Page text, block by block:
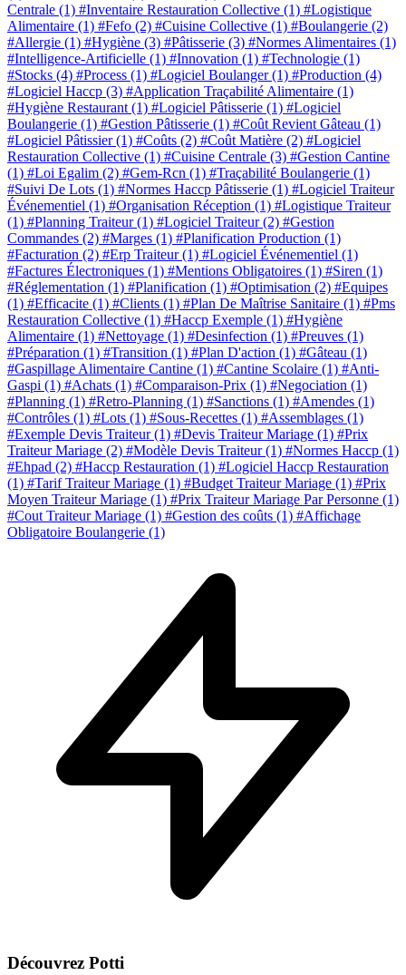
Centrale (1) #Inventaire Restauration Collective (1) #Logistique
Alimentaire (1) #Fefo (2) #Cuisine Collective (1) #Boulangerie (2)
#Allergie (1) #Hygiène (3) #Pâtisserie (3) #Normes Alimentaires (1)
#Intelligence-Artificielle (1) #Innovation (1) #Technologie (1)
#Stocks (4) #Process (1) #Logiciel Boulanger(1) #Production (4)
#Logiciel Haccp (3) #Application Traçabilité Alimentaire (1)
#Hygiène Restaurant (1) #Logiciel Pâtisserie (1) #Logiciel
Boulangerie (1) #Gestion Pâtisserie (1) #Coût Revient Gâteau (1)
#Logiciel Pâtissier(1) #Coûts (2) #Coût Matière (2) #Logiciel
Restauration Collective (1) #Cuisine Centrale (3) #Gestion Cantine
(1) #Loi Egalim (2) #Gem-Rcn (1) #Traçabilité Boulangerie (1)
#Suivi De Lots (1) #Normes Haccp Pâtisserie (1) #Logiciel Traiteur
Événementiel (1) #Organisation Réception (1) #Logistique Traiteur
(1) #Planning Traiteur(1) #Logiciel Traiteur(2) #Gestion
Commandes (2) #Marges (1) #Planification Production (1)
#Facturation (2) #Erp Traiteur(1) #Logiciel Événementiel (1)
#Factures Électroniques (1) #Mentions Obligatoires (1) #Siren (1)
#Réglementation (1) #Planification (1) #Optimisation (2) #Equipes
(1) #Efficacite (1) #Clients (1) #Plan De Maîtrise Sanitaire (1) #Pms
Restauration Collective (1) #Haccp Exemple (1) #Hygiène
Alimentaire (1) #Nettoyage (1) #Desinfection (1) #Preuves (1)
#Préparation (1) #Transition (1) #Plan D'action (1) #Gâteau (1)
#Gaspillage Alimentaire Cantine (1) #Cantine Scolaire (1) #Anti-
Gaspi (1) #Achats (1) #Comparaison-Prix (1) #Negociation (1)
#Planning (1) #Retro-Planning (1) #Sanctions (1) #Amendes (1)
#Contrôles (1) #Lots (1) #Sous-Recettes (1) #Assemblages (1)
#Exemple Devis Traiteur(1) #Devis Traiteur Mariage (1) #Prix
Traiteur Mariage (2) #Modèle Devis Traiteur(1) #Normes Haccp (1)
#Ehpad (2) #Haccp Restauration (1) #Logiciel Haccp Restauration
(1) #Tarif Traiteur Mariage (1) #Budget Traiteur Mariage (1) #Prix
Moyen Traiteur Mariage (1) #Prix Traiteur Mariage Par Personne (1)
#Cout Traiteur Mariage (1) #Gestion des coûts (1) #Affichage
Obligatoire Boulangerie (1)
Découvrez Potti